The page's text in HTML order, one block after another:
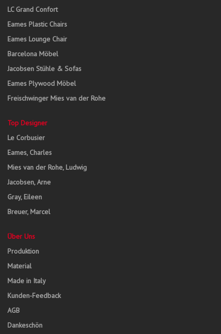
LC Grand Confort
Eames Plastic Chairs
Eames Lounge Chair
Barcelona Möbel
Jacobsen Stühle & Sofas
Eames Plywood Möbel
Freischwinger Mies van der Rohe
Top Designer
Le Corbusier
Eames, Charles
Mies van der Rohe, Ludwig
Jacobsen, Arne
Gray, Eileen
Breuer, Marcel
Über Uns
Produktion
Material
Made in Italy
Kunden-Feedback
AGB
Dankeschön